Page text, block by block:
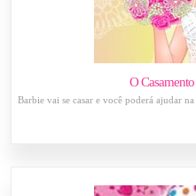
O
Barbie vai se casar e você poderá ajudar